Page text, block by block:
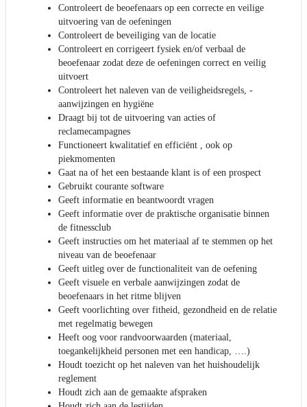
Controleert de beoefenaars op een correcte en veilige
uitvoering van de oefeningen
Controleert de beveiliging van de locatie
Controleert en corrigeert fysiek en/of verbaal de
beoefenaar zodat deze de oefeningen correct en veilig
uitvoert
Controleert het naleven van de veiligheidsregels, -
aanwijzingen en hygiëne
Draagt bij tot de uitvoering van acties of
reclamecampagnes
Functioneert kwalitatief en efficiënt , ook op
piekmomenten
Gaat na of het een bestaande klant is of een prospect
Gebruikt courante software
Geeft informatie en beantwoordt vragen
Geeft informatie over de praktische organisatie binnen
de fitnessclub
Geeft instructies om het materiaal af te stemmen op het
niveau van de beoefenaar
Geeft uitleg over de functionaliteit van de oefening
Geeft visuele en verbale aanwijzingen zodat de
beoefenaars in het ritme blijven
Geeft voorlichting over fitheid, gezondheid en de relatie
met regelmatig bewegen
Heeft oog voor randvoorwaarden (materiaal,
toegankelijkheid personen met een handicap, ….)
Houdt toezicht op het naleven van het huishoudelijk
reglement
Houdt zich aan de gemaakte afspraken